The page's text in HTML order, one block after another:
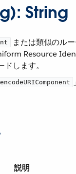
String
または類似のル
Resource
します。
encodeURIComponent
説明